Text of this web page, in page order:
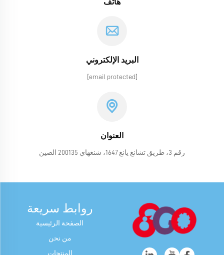
هاتف
البريد الإلكتروني
[email protected]
العنوان
رقم 3، طريق تشانغ يانغ 1647، شنغهاي 200135 الصين
روابط سريعة
الصفحة الرئيسية
من نحن
المنتجات